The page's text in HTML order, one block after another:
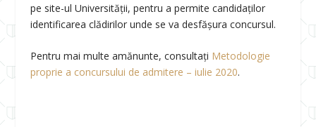
pe site-ul Universității, pentru a permite candidaților
identificarea clădirilor unde se va desfășura concursul.
Pentru mai multe amănunte, consultați Metodologie
proprie a concursului de admitere – iulie 2020.